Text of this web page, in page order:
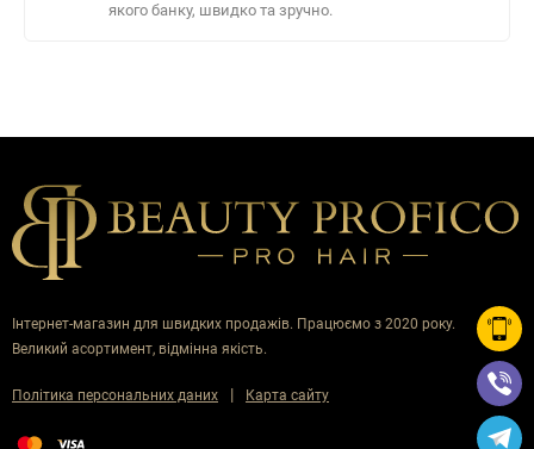
якого банку, швидко та зручно.
Інтернет-магазин для швидких продажів. Працюємо з 2020 року.
Великий асортимент, відмінна якість.
Політика персональних даних | Карта сайту